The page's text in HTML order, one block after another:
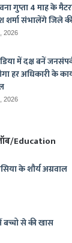
गुप्ता 4 माह के
शर्मा संभालेंगे जिले
2026
में दक्ष बनें
हर अधिकारी के
2026
Education
के शौर्य अग्रवाल
बच्चो से की खास